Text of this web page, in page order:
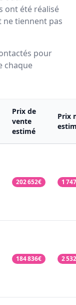
ont été réalisé
tiennent pas
pour
chaque
Prix de
vente
estimé
Prix
202 652€ 1 747
184 836€ 2 532